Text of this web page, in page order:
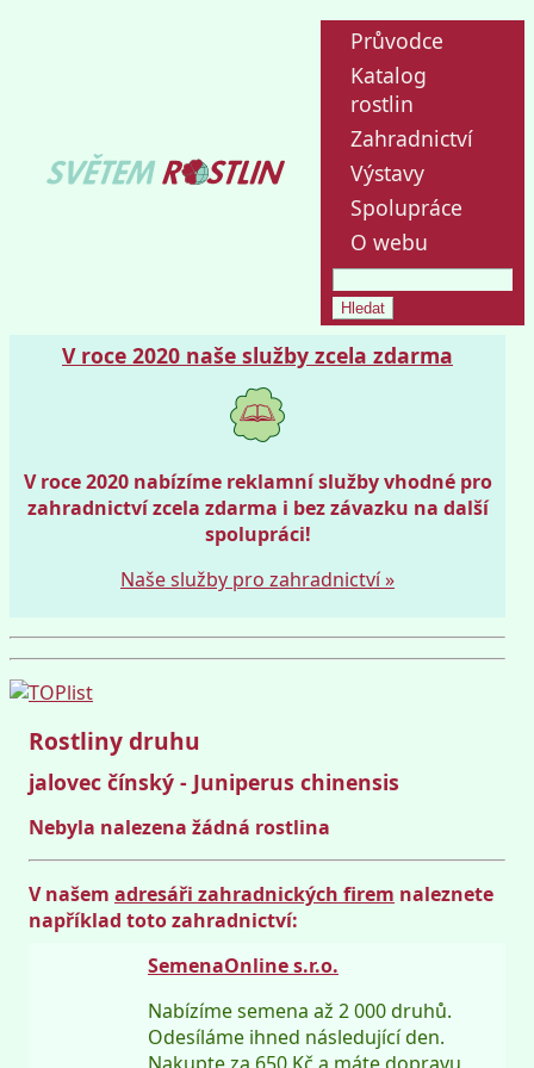
Průvodce
Katalog
rostlin
Zahradnictví
Výstavy
Spolupráce
O webu
V roce 2020 naše služby zcela zdarma
V roce 2020 nabízíme reklamní služby vhodné pro
zahradnictví zcela zdarma i bez závazku na další
spolupráci!
Naše služby pro zahradnictví »
Rostliny druhu
jalovec čínský - Juniperus chinensis
Nebyla nalezena žádná rostlina
V našem adresáři zahradnických firem naleznete
například toto zahradnictví:
SemenaOnline s.r.o.
Nabízíme semena až 2 000 druhů.
Odesíláme ihned následující den.